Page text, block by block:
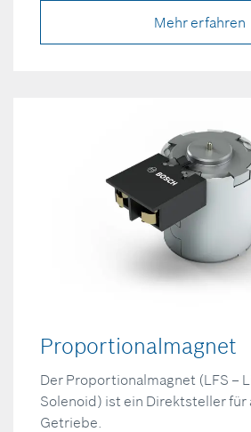
Mehr erfahren
Proportionalmagnet
Der Proportionalmagnet (LFS –
Solenoid) ist ein Direktsteller
Getriebe.